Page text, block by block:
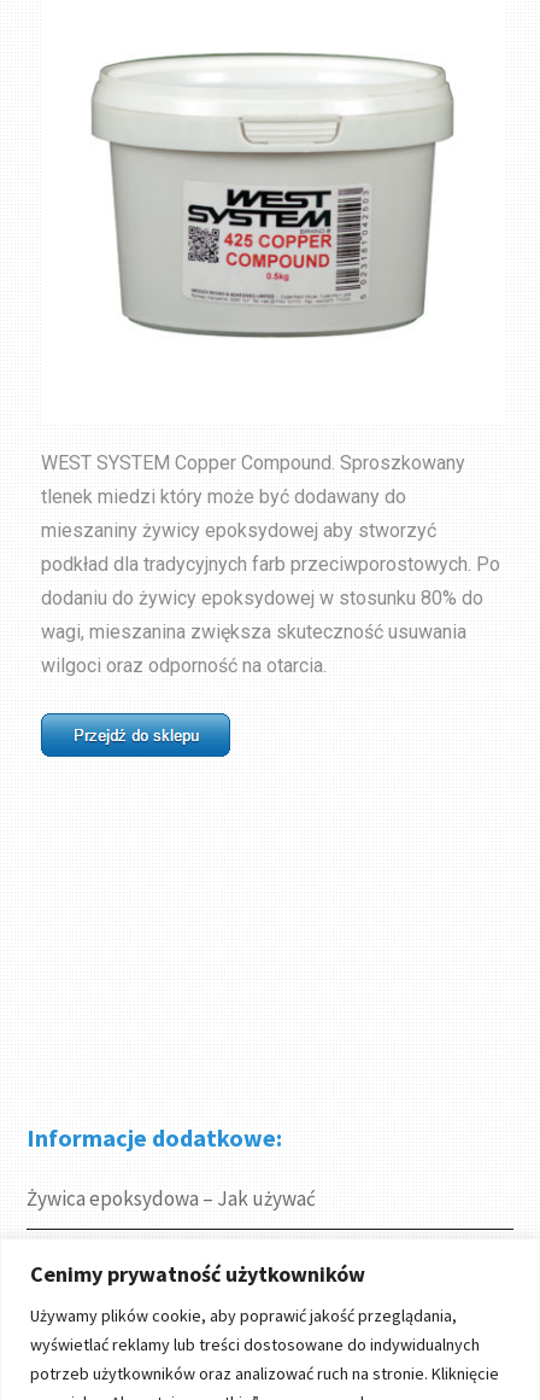
Cenimy prywatność użytkowników
Używamy plików cookie, aby poprawić jakość przeglądania,
wyświetlać reklamy lub treści dostosowane do indywidualnych
potrzeb użytkowników oraz analizować ruch na stronie. Kliknięcie
WEST SYSTEM Copper Compound. Sproszkowany
tlenek miedzi który może być dodawany do
mieszaniny żywicy epoksydowej aby stworzyć
podkład dla tradycyjnych farb przeciwporostowych. Po
dodaniu do żywicy epoksydowej w stosunku 80% do
wagi, mieszanina zwiększa skuteczność usuwania
wilgoci oraz odporność na otarcia.
Informacje dodatkowe:
Żywica epoksydowa – Jak używać
Projekty
Linki